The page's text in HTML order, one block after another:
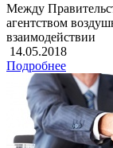
Между
агентством
взаимодействии
14.05.2018
Подробнее